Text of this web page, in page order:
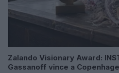
Zalando Visionary Award:
Gassanoff vince a